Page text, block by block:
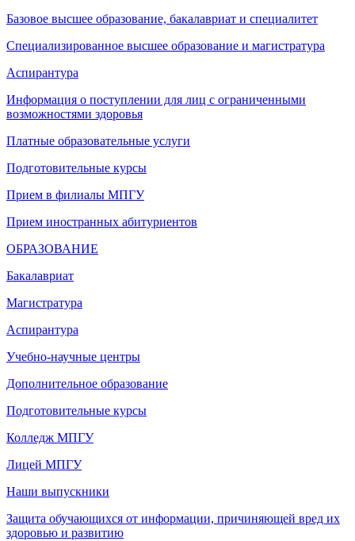
Базовое высшее образование, бакалавриат и специалитет
Специализированное высшее образование и магистратура
Аспирантура
Информация о поступлении для лиц с ограниченными
возможностями здоровья
Платные образовательные услуги
Подготовительные курсы
Прием в филиалы МПГУ
Прием иностранных абитуриентов
ОБРАЗОВАНИЕ
Бакалавриат
Магистратура
Аспирантура
Учебно-научные центры
Дополнительное образование
Подготовительные курсы
Колледж МПГУ
Лицей МПГУ
Наши выпускники
Защита обучающихся от информации, причиняющей вред их
здоровью и развитию